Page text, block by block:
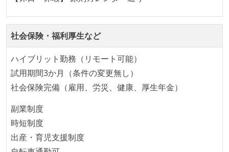
本番にデプロイされるコードには、全てコードレビュ
ーまたはペアプログラミングを実施している
観をメンバー全員が共有しており、日常的に実施して
いる
何らかのコーディング規約をチーム全体で遵守するよ
提出されたコードには自動的にリグレッションテスト
が実行される環境が構築されている
社会保険・福利厚生など
ハイブリット勤務（リモート可能）
試用期間3か月（条件の変更無し）
社会保険完備（雇用、労災、健康、厚生年金）
副業制度
時短制度
出産・育児支援制度